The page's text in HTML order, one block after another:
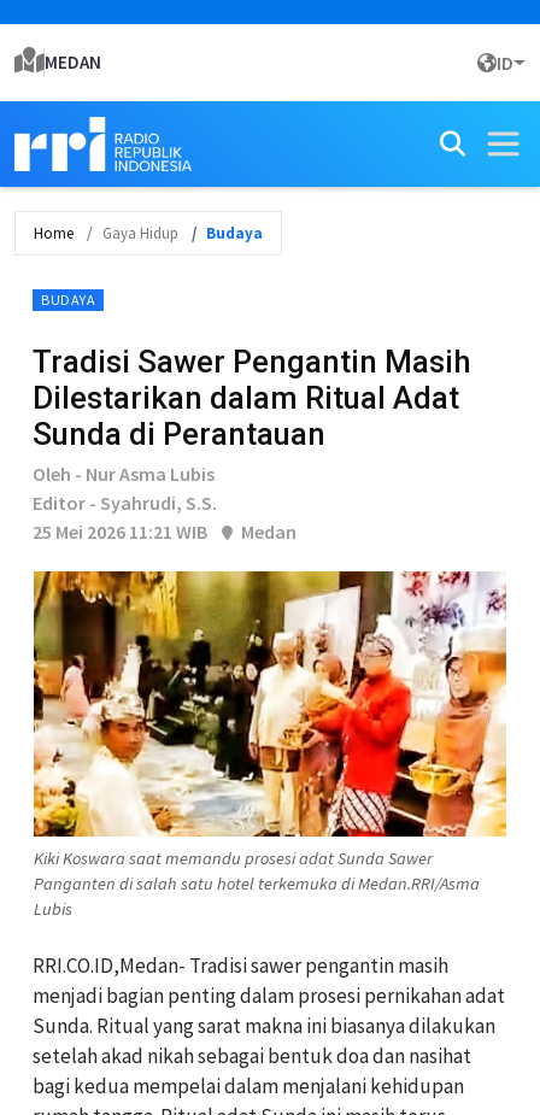
MEDAN ID
Home Gaya Hidup Budaya
BUDAYA
Tradisi Sawer Pengantin Masih
Dilestarikan dalam Ritual Adat
Sunda di Perantauan
Oleh - Nur Asma Lubis
Editor - Syahrudi, S.S.
25 Mei 2026 11:21 WIB
Medan
Kiki Koswara saat memandu prosesi adat Sunda Sawer
Panganten di salah satu hotel terkemuka di Medan.RRI/Asma
Lubis
RRI.CO.ID,Medan- Tradisi sawer pengantin masih
menjadi bagian penting dalam prosesi pernikahan adat
Sunda. Ritual yang sarat makna ini biasanya dilakukan
setelah akad nikah sebagai bentuk doa dan nasihat
bagi kedua mempelai dalam menjalani kehidupan